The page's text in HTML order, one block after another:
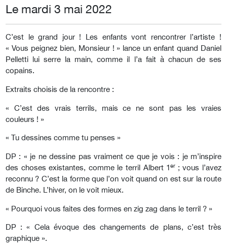
Le mardi 3 mai 2022
C’est le grand jour ! Les enfants vont rencontrer l’artiste !
« Vous peignez bien, Monsieur ! » lance un enfant quand Daniel
Pelletti lui serre la main, comme il l’a fait à chacun de ses
copains.
Extraits choisis de la rencontre :
« C’est des vrais terrils, mais ce ne sont pas les vraies
couleurs ! »
« Tu dessines comme tu penses »
DP : « je ne dessine pas vraiment ce que je vois : je m’inspire
des choses existantes, comme le terril Albert 1er ; vous l’avez
reconnu ? C’est la forme que l’on voit quand on est sur la route
de Binche. L’hiver, on le voit mieux.
« Pourquoi vous faites des formes en zig zag dans le terril ? »
DP : « Cela évoque des changements de plans, c’est très
graphique ».